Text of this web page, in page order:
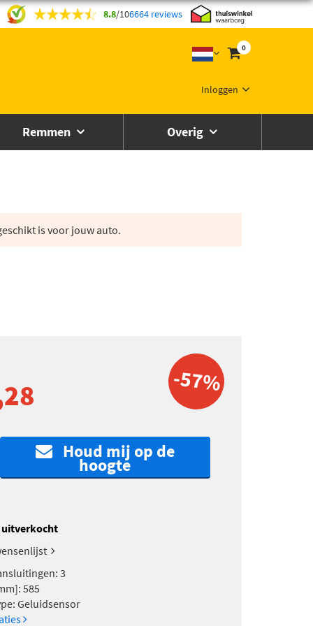
8.8/106664 reviews
0
Inloggen
Remmen Overig
is voor jouw auto.
-57%
Houd mij op de
hoogte
3
585
Geluidsensor